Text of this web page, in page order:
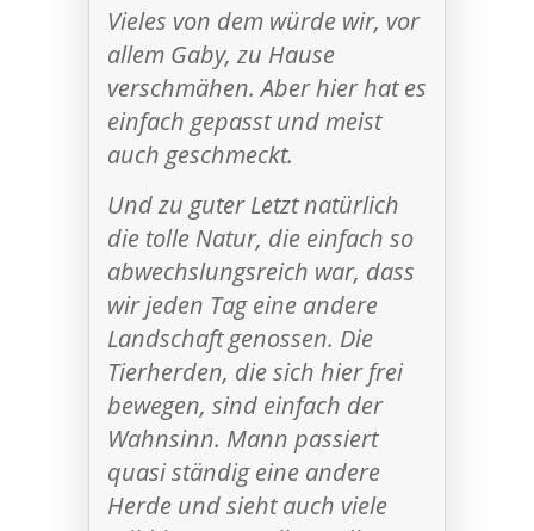
Vieles von dem würde wir, vor
allem Gaby, zu Hause
verschmähen. Aber hier hat es
einfach gepasst und meist
auch geschmeckt.
Und zu guter Letzt natürlich
die tolle Natur, die einfach so
abwechslungsreich war, dass
wir jeden Tag eine andere
Landschaft genossen. Die
Tierherden, die sich hier frei
bewegen, sind einfach der
Wahnsinn. Mann passiert
quasi ständig eine andere
Herde und sieht auch viele